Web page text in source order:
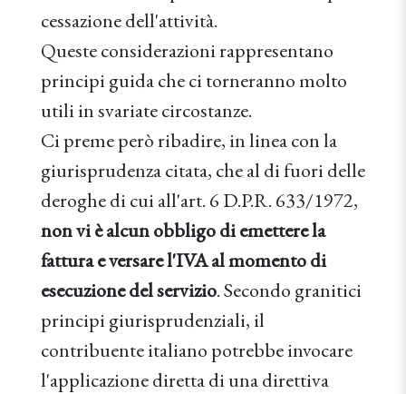
cessazione dell'attività.
Queste considerazioni rappresentano
principi guida che ci torneranno molto
utili in svariate circostanze.
Ci preme però ribadire, in linea con la
giurisprudenza citata, che al di fuori delle
deroghe di cui all'art. 6 D.P.R. 633/1972,
non vi è alcun obbligo di emettere la
fattura e versare l'IVA al momento di
esecuzione del servizio. Secondo granitici
principi giurisprudenziali, il
contribuente italiano potrebbe invocare
l'applicazione diretta di una direttiva